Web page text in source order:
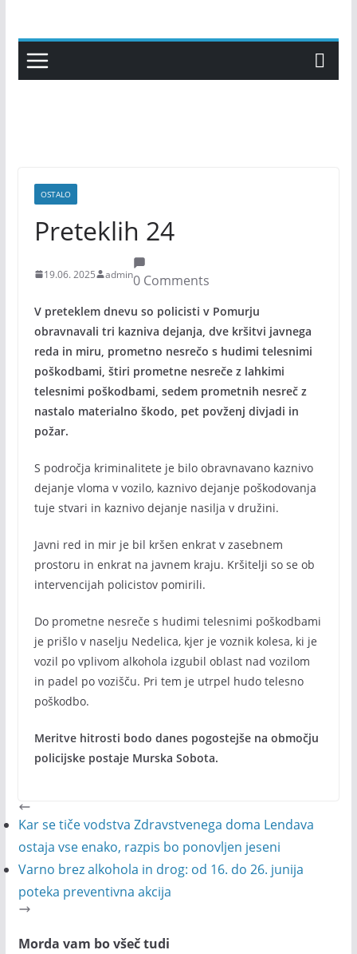
content
OSTALO
Preteklih 24
19.06. 2025 admin0 Comments
V preteklem dnevu so policisti v Pomurju
obravnavali tri kazniva dejanja, dve kršitvi javnega
reda in miru, prometno nesrečo s hudimi telesnimi
poškodbami, štiri prometne nesreče z lahkimi
telesnimi poškodbami, sedem prometnih nesreč z
nastalo materialno škodo, pet povženj divjadi in
požar.
S področja kriminalitete je bilo obravnavano kaznivo
dejanje vloma v vozilo, kaznivo dejanje poškodovanja
tuje stvari in kaznivo dejanje nasilja v družini.
Javni red in mir je bil kršen enkrat v zasebnem
prostoru in enkrat na javnem kraju. Kršitelji so se ob
intervencijah policistov pomirili.
Do prometne nesreče s hudimi telesnimi poškodbami
je prišlo v naselju Nedelica, kjer je voznik kolesa, ki je
vozil po vplivom alkohola izgubil oblast nad vozilom
in padel po vozišču. Pri tem je utrpel hudo telesno
poškodbo.
Meritve hitrosti bodo danes pogostejše na območju
policijske postaje Murska Sobota.
Kar se tiče vodstva Zdravstvenega doma Lendava
ostaja vse enako, razpis bo ponovljen jeseni
Varno brez alkohola in drog: od 16. do 26. junija
poteka preventivna akcija
Morda vam bo všeč tudi